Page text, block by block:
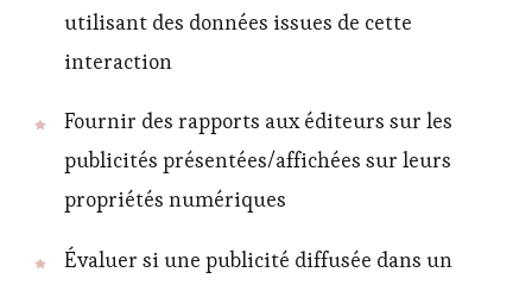
utilisant des données issues de cette
interaction
Fournir des rapports aux éditeurs sur les
publicités présentées/affichées sur leurs
propriétés numériques
Évaluer si une publicité diffusée dans un